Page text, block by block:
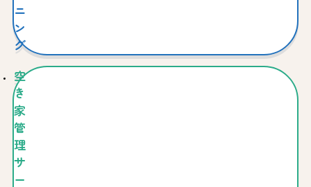
ニ
ン
グ
空
き
家
管
理
サ
ー